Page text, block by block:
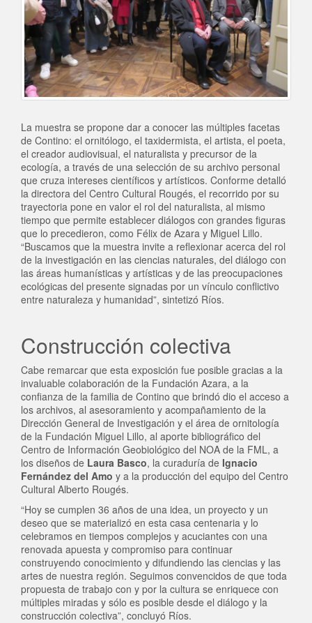
La muestra se propone dar a conocer las múltiples facetas
de Contino: el ornitólogo, el taxidermista, el artista, el poeta,
el creador audiovisual, el naturalista y precursor de la
ecología, a través de una selección de su archivo personal
que cruza intereses científicos y artísticos. Conforme detalló
la directora del Centro Cultural Rougés, el recorrido por su
trayectoria pone en valor el rol del naturalista, al mismo
tiempo que permite establecer diálogos con grandes figuras
que lo precedieron, como Félix de Azara y Miguel Lillo.
“Buscamos que la muestra invite a reflexionar acerca del rol
de la investigación en las ciencias naturales, del diálogo con
las áreas humanísticas y artísticas y de las preocupaciones
ecológicas del presente signadas por un vínculo conflictivo
entre naturaleza y humanidad”, sintetizó Ríos.
Construcción colectiva
Cabe remarcar que esta exposición fue posible gracias a la
invaluable colaboración de la Fundación Azara, a la
confianza de la familia de Contino que brindó dio el acceso a
los archivos, al asesoramiento y acompañamiento de la
Dirección General de Investigación y el área de ornitología
de la Fundación Miguel Lillo, al aporte bibliográfico del
Centro de Información Geobiológico del NOA de la FML, a
los diseños de Laura Basco, la curaduría de Ignacio
Fernández del Amo y a la producción del equipo del Centro
Cultural Alberto Rougés.
“Hoy se cumplen 36 años de una idea, un proyecto y un
deseo que se materializó en esta casa centenaria y lo
celebramos en tiempos complejos y acuciantes con una
renovada apuesta y compromiso para continuar
construyendo conocimiento y difundiendo las ciencias y las
artes de nuestra región. Seguimos convencidos de que toda
propuesta de trabajo con y por la cultura se enriquece con
múltiples miradas y sólo es posible desde el diálogo y la
construcción colectiva”, concluyó Ríos.